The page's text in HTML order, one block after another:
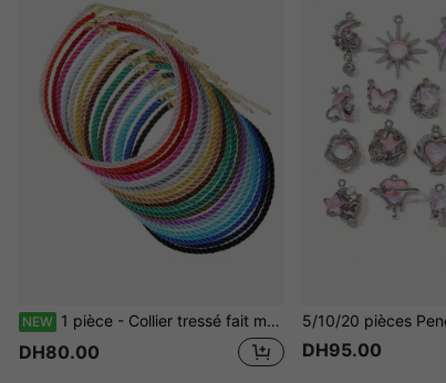
NEW 1 pièce - Collier tressé fait main de style bohème, collier de base, collier d'amitié pour couple et meilleure amie, accessoire de collier tressé de base essentiel DIY fait main
DH80.00 DH95.00